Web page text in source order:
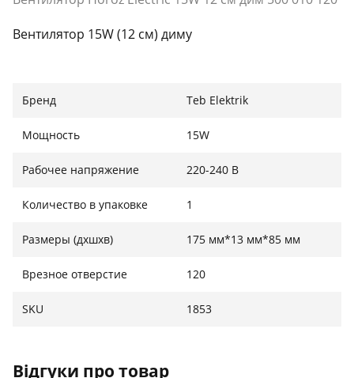
Вентилятор 15W (12 см) диму
Бренд Teb Elektrik
Мощность 15W
Рабочее напряжение 220-240 В
Количество в упаковке 1
Размеры (дхшхв) 175 мм*13 мм*85 мм
Врезное отверстие 120
SKU 1853
Відгуки про товар